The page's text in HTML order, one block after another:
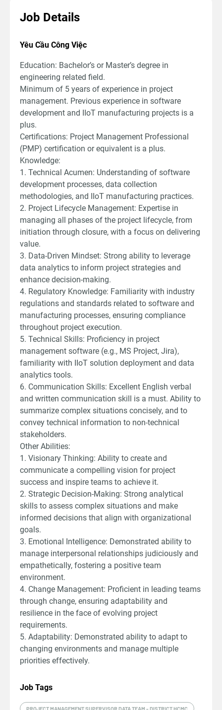
Job Details
Yêu Cầu Công Việc
Education: Bachelor’s or Master’s degree in
engineering related field.
Minimum of 5 years of experience in project
management. Previous experience in software
development and IIoT manufacturing projects is a
plus.
Certifications: Project Management Professional
(PMP) certification or equivalent is a plus.
Knowledge:
1. Technical Acumen: Understanding of software
development processes, data collection
methodologies, and IIoT manufacturing practices.
2. Project Lifecycle Management: Expertise in
managing all phases of the project lifecycle, from
initiation through closure, with a focus on delivering
value.
3. Data-Driven Mindset: Strong ability to leverage
data analytics to inform project strategies and
enhance decision-making.
4. Regulatory Knowledge: Familiarity with industry
regulations and standards related to software and
manufacturing processes, ensuring compliance
throughout project execution.
5. Technical Skills: Proficiency in project
management software (e.g., MS Project, Jira),
familiarity with IIoT solution deployment and data
analytics tools.
6. Communication Skills: Excellent English verbal
and written communication skill is a must. Ability to
summarize complex situations concisely, and to
convey technical information to non-technical
stakeholders.
Other Abilities:
1. Visionary Thinking: Ability to create and
communicate a compelling vision for project
success and inspire teams to achieve it.
2. Strategic Decision-Making: Strong analytical
skills to assess complex situations and make
informed decisions that align with organizational
goals.
3. Emotional Intelligence: Demonstrated ability to
manage interpersonal relationships judiciously and
empathetically, fostering a positive team
environment.
4. Change Management: Proficient in leading teams
through change, ensuring adaptability and
resilience in the face of evolving project
requirements.
5. Adaptability: Demonstrated ability to adapt to
changing environments and manage multiple
priorities effectively.
Job Tags